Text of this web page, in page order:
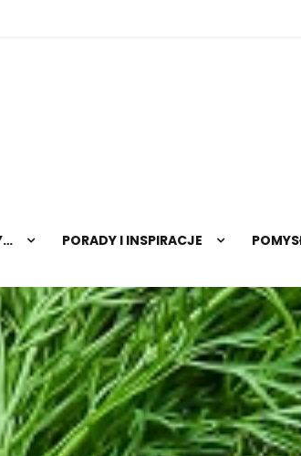
PORADY I INSPIRACJE